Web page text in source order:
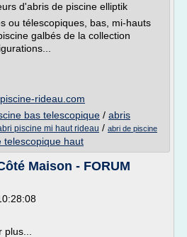
d'abris de piscine elliptik
ou télescopiques, bas, mi-hauts
galbés de la collection
rideau.com
bas telescopique / abris
piscine mi haut rideau / abri de piscine
telescopique haut
Maison - FORUM